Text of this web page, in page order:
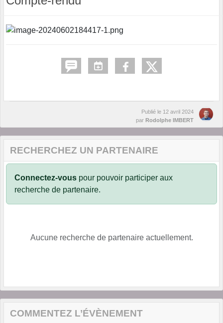
Publié le 12 avril 2024
par Rodolphe IMBERT
RECHERCHEZ UN PARTENAIRE
Connectez-vous pour pouvoir participer aux
recherche de partenaire.
Aucune recherche de partenaire actuellement.
COMMENTEZ L’ÉVÈNEMENT